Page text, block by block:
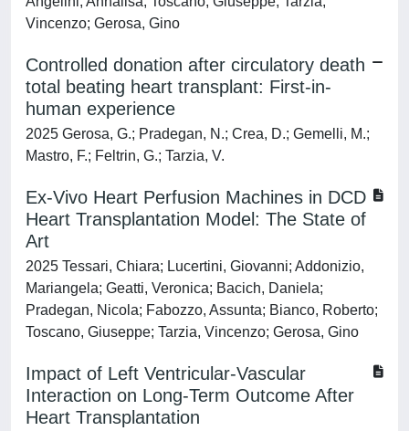
Vincenzo; Gerosa, Gino
Controlled donation after circulatory death
total beating heart transplant: First-in-
human experience
2025 Gerosa, G.; Pradegan, N.; Crea, D.; Gemelli, M.;
Mastro, F.; Feltrin, G.; Tarzia, V.
Ex-Vivo Heart Perfusion Machines in DCD
Heart Transplantation Model: The State of
Art
2025 Tessari, Chiara; Lucertini, Giovanni; Addonizio,
Mariangela; Geatti, Veronica; Bacich, Daniela;
Pradegan, Nicola; Fabozzo, Assunta; Bianco, Roberto;
Toscano, Giuseppe; Tarzia, Vincenzo; Gerosa, Gino
Impact of Left Ventricular-Vascular
Interaction on Long-Term Outcome After
Heart Transplantation